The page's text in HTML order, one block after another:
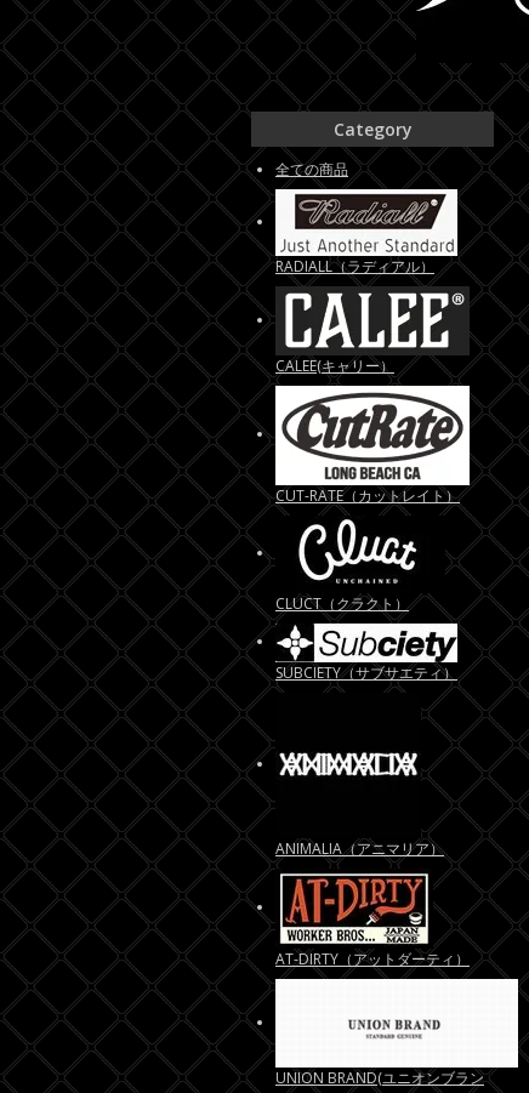
Category
全ての商品
RADIALL（ラディアル）
CALEE(キャリー）
CUT-RATE（カットレイト）
CLUCT（クラクト）
SUBCIETY（サブサエティ）
ANIMALIA（アニマリア）
AT-DIRTY（アットダーティ）
UNION BRAND(ユニオンブラン